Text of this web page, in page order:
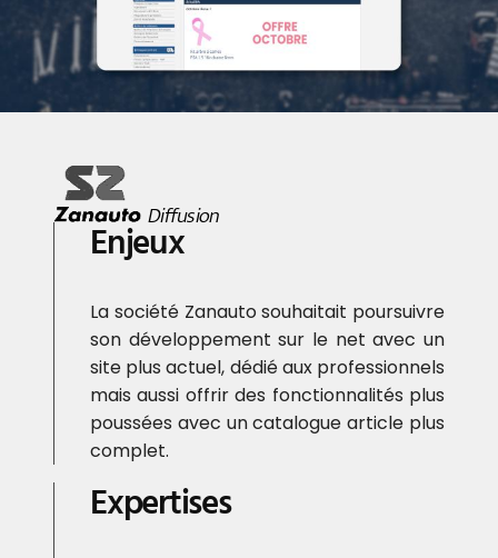
Enjeux
La société Zanauto souhaitait poursuivre
son développement sur le net avec un
site plus actuel, dédié aux professionnels
mais aussi offrir des fonctionnalités plus
poussées avec un catalogue article plus
complet.
Expertises